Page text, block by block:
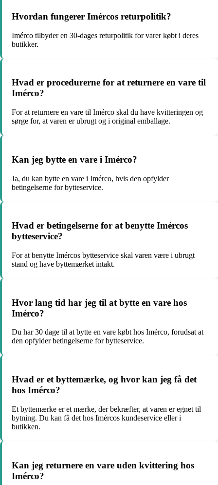
Hvordan fungerer Imércos returpolitik?
Imérco tilbyder en 30-dages returpolitik for varer købt i deres
butikker.
Hvad er procedurerne for at returnere en vare til
Imérco?
For at returnere en vare til Imérco skal du have kvitteringen og
sørge for, at varen er ubrugt og i original emballage.
Kan jeg bytte en vare i Imérco?
Ja, du kan bytte en vare i Imérco, hvis den opfylder
betingelserne for bytteservice.
Hvad er betingelserne for at benytte Imércos
bytteservice?
For at benytte Imércos bytteservice skal varen være i ubrugt
stand og have byttemærket intakt.
Hvor lang tid har jeg til at bytte en vare hos
Imérco?
Du har 30 dage til at bytte en vare købt hos Imérco, forudsat at
den opfylder betingelserne for bytteservice.
Hvad er et byttemærke, og hvor kan jeg få det
hos Imérco?
Et byttemærke er et mærke, der bekræfter, at varen er egnet til
bytning. Du kan få det hos Imércos kundeservice eller i
butikken.
Kan jeg returnere en vare uden kvittering hos
Imérco?